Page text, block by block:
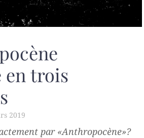
en trois
2019
par «Anthropocène»?